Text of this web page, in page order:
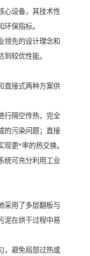
心设备，其技术性
保指标。
领先的设计理念和
较优性能。
直接式两种方案供
行隔空传热，完全
的污染问题；直接
更*率的热交换。
统可充分利用工业
采用了多层翻板与
泥在烘干过程中易
，避免局部过热或